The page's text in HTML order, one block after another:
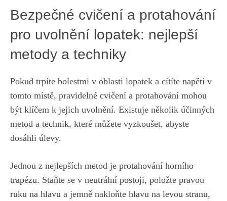
Bezpečné cvičení a protahování
pro uvolnění lopatek: nejlepší
metody a techniky
Pokud trpíte bolestmi v oblasti lopatek a cítíte napětí v
tomto místě, pravidelné cvičení a protahování mohou
být klíčem k jejich uvolnění. Existuje několik účinných
metod a technik, které můžete vyzkoušet, abyste
dosáhli úlevy.
Jednou z nejlepších metod je protahování horního
trapézu. Staňte se v neutrální postoji, položte pravou
ruku na hlavu a jemně nakloňte hlavu na levou stranu,